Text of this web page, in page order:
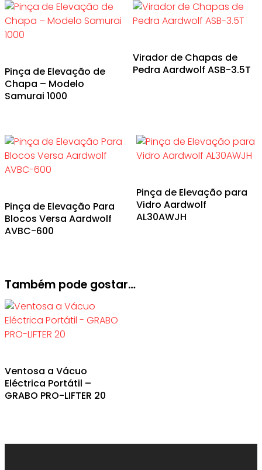
Pinça de Elevação de
Chapa – Modelo
Samurai 1000
Virador de Chapas de
Pedra Aardwolf ASB-3.5T
Pinça de Elevação Para
Blocos Versa Aardwolf
AVBC-600
Pinça de Elevação para
Vidro Aardwolf
AL30AWJH
Também pode gostar…
Ventosa a Vácuo
Eléctrica Portátil –
GRABO PRO-LIFTER 20